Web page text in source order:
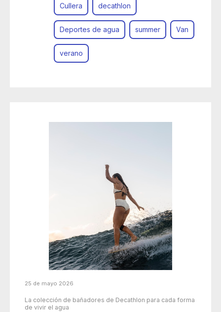
Cullera decathlon
Deportes de agua summer Van
verano
25 de mayo 2026
La colección de bañadores de Decathlon para cada forma
de vivir el agua